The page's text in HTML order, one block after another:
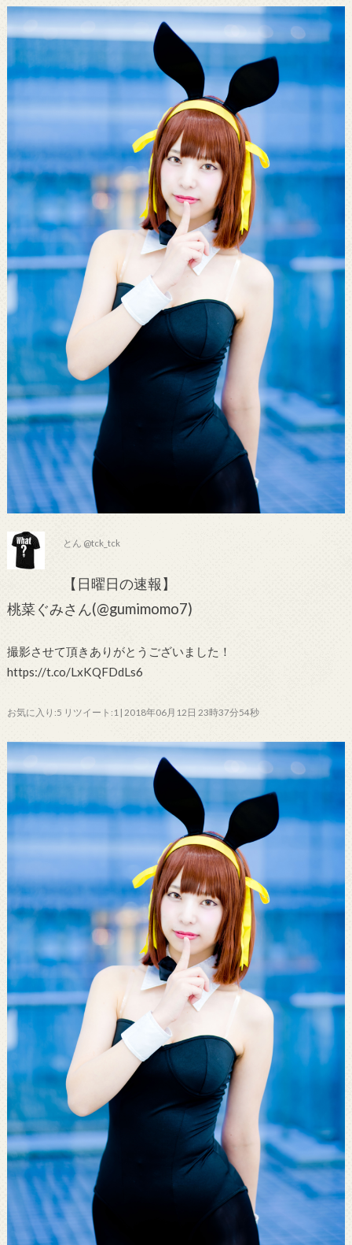
とん @tck_tck
【日曜日の速報】
桃菜ぐみさん(@gumimomo7)
撮影させて頂きありがとうございました！
https://t.co/LxKQFDdLs6
お気に入り:5 リツイート:1 | 2018年06月12日 23時37分54秒